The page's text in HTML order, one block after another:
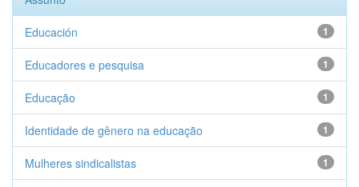
1
Educación
1
Educadores e pesquisa
1
Educação
1
Identidade de gênero na educação
1
Mulheres sindicalistas